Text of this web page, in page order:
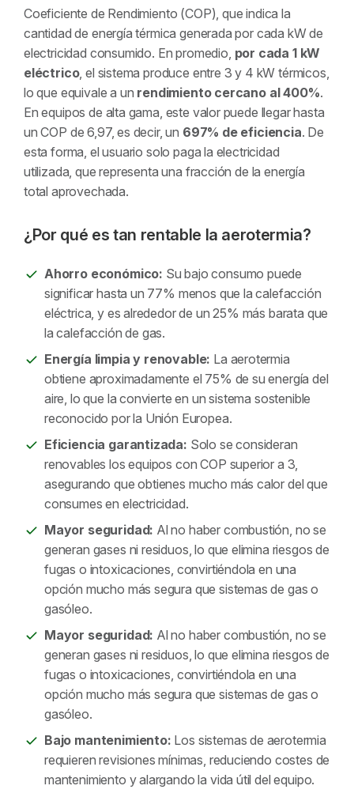
Coeficiente de Rendimiento (COP), que indica la
cantidad de energía térmica generada por cada kW de
electricidad consumido. En promedio, por cada 1 kW
eléctrico, el sistema produce entre 3 y 4 kW térmicos,
lo que equivale a un rendimiento cercano al 400%.
En equipos de alta gama, este valor puede llegar hasta
un COP de 6,97, es decir, un 697% de eficiencia. De
esta forma, el usuario solo paga la electricidad
utilizada, que representa una fracción de la energía
total aprovechada.
¿Por qué es tan rentable la aerotermia?
Ahorro económico: Su bajo consumo puede
significar hasta un 77% menos que la calefacción
eléctrica, y es alrededor de un 25% más barata que
la calefacción de gas.
Energía limpia y renovable: La aerotermia
obtiene aproximadamente el 75% de su energía del
aire, lo que la convierte en un sistema sostenible
reconocido por la Unión Europea.
Eficiencia garantizada: Solo se consideran
renovables los equipos con COP superior a 3,
asegurando que obtienes mucho más calor del que
consumes en electricidad.
Mayor seguridad: Al no haber combustión, no se
generan gases ni residuos, lo que elimina riesgos de
fugas o intoxicaciones, convirtiéndola en una
opción mucho más segura que sistemas de gas o
gasóleo.
Mayor seguridad: Al no haber combustión, no se
generan gases ni residuos, lo que elimina riesgos de
fugas o intoxicaciones, convirtiéndola en una
opción mucho más segura que sistemas de gas o
gasóleo.
Bajo mantenimiento: Los sistemas de aerotermia
requieren revisiones mínimas, reduciendo costes de
mantenimiento y alargando la vida útil del equipo.